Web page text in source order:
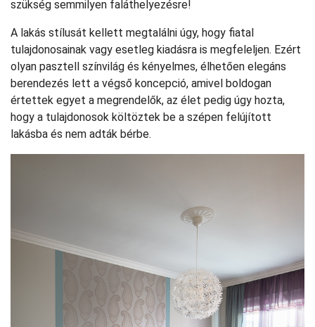
szükség semmilyen faláthelyezésre!
A lakás stílusát kellett megtalálni úgy, hogy fiatal
tulajdonosainak vagy esetleg kiadásra is megfeleljen. Ezért
olyan pasztell színvilág és kényelmes, élhetően elegáns
berendezés lett a végső koncepció, amivel boldogan
értettek egyet a megrendelők, az élet pedig úgy hozta,
hogy a tulajdonosok költöztek be a szépen felújított
lakásba és nem adták bérbe.